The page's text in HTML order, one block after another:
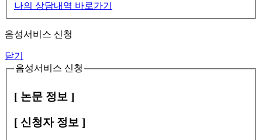
나의 상담내역 바로가기
음성서비스 신청
닫기
음성서비스 신청
[ 논문 정보 ]
[ 신청자 정보 ]